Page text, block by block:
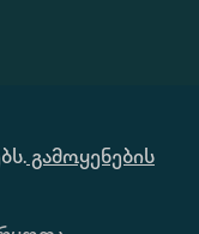
გამოყენების